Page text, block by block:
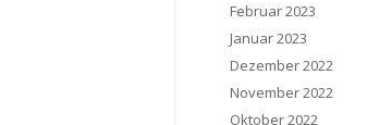
Februar 2023
Januar 2023
Dezember 2022
November 2022
Oktober 2022